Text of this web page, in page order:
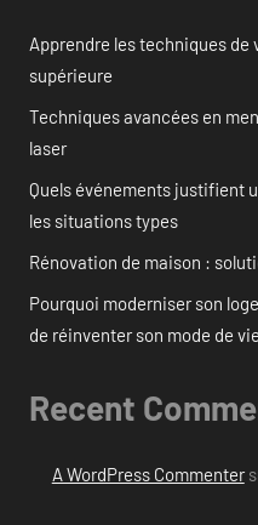
Apprendre les techniques de
supérieure
Techniques avancées en
laser
Quels événements justifient
les situations types
Rénovation de maison :
Pourquoi moderniser son
de réinventer son mode de
Recent
A WordPress Commenter